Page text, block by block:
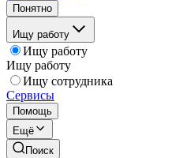
Понятно
Ищу работу
Ищу работу
Ищу работу
Ищу сотрудника
Сервисы
Помощь
Ещё
Поиск